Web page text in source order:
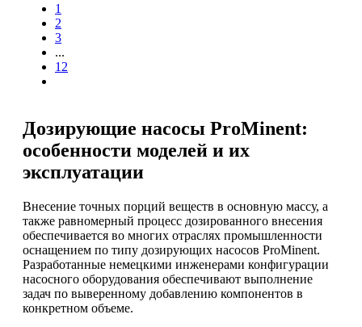
1
2
3
...
12
Дозирующие насосы ProMinent:
особенности моделей и их
эксплуатации
Внесение точных порций веществ в основную массу, а
также равномерный процесс дозированного внесения
обеспечивается во многих отраслях промышленности
оснащением по типу дозирующих насосов ProMinent.
Разработанные немецкими инженерами конфигурации
насосного оборудования обеспечивают выполнение
задач по выверенному добавлению компонентов в
конкретном объеме.